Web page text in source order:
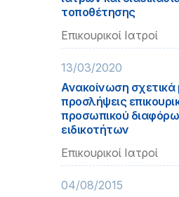
τοποθέτησης
Επικουρικοί Ιατροί
13/03/2020
Ανακοίνωση σχετικά
προσλήψεις
προσωπικού
ειδικοτήτων
Επικουρικοί Ιατροί
04/08/2015